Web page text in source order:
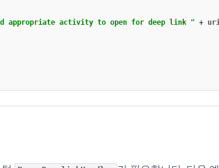
appropriate activity to open for deep link " +